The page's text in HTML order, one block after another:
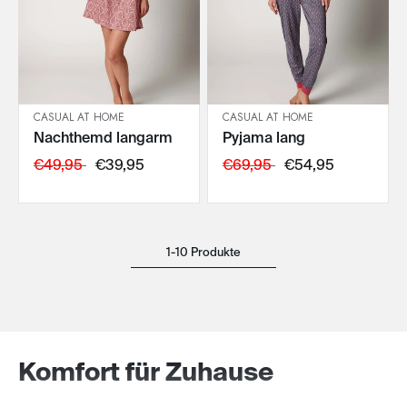
IN DEN WARENKORB
CASUAL AT HOME
Nachthemd langarm
€49,95 €39,95
IN DEN WARENKORB
CASUAL AT HOME
Pyjama lang
€69,95 €54,95
1-10 Produkte
Komfort für Zuhause